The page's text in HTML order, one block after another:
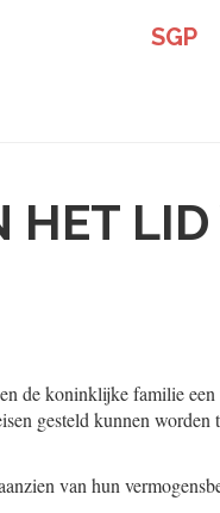
SGP
HET
de koninklijke familie
gesteld kunnen
van hun